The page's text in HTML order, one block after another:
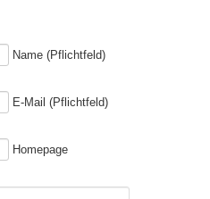
Name (Pflichtfeld)
E-Mail (Pflichtfeld)
Homepage